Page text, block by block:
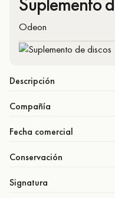
Odeon
Descripción
Compañía
Fecha comercial
Conservación
Signatura